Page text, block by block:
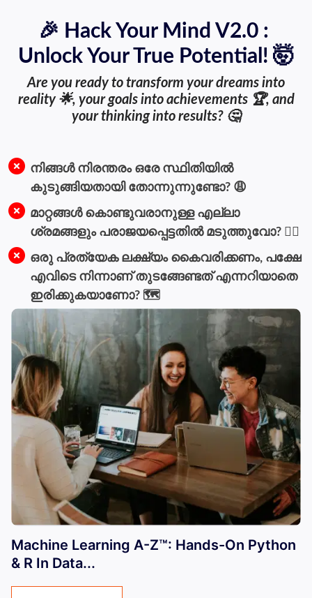
🎉 Hack Your Mind V2.0 :
Unlock Your True Potential! 🤯
Are you ready to transform your dreams into
reality 🌟, your goals into achievements 🏆, and
your thinking into results? 🤔
നിങ്ങൾ നിരന്തരം ഒരേ സ്ഥിതിയിൽ
കുടുങ്ങിയതായി തോന്നുന്നുണ്ടോ? 😩
മാറ്റങ്ങൾ കൊണ്ടുവരാനുള്ള എല്ലാ
ശ്രമങ്ങളും പരാജയപ്പെട്ടതിൽ മടുത്തുവോ? 🙅‍♂️
ഒരു പ്രത്യേക ലക്ഷ്യം കൈവരിക്കണം, പക്ഷേ
എവിടെ നിന്നാണ് തുടങ്ങേണ്ടത് എന്നറിയാതെ
ഇരിക്കുകയാണോ? 🗺️
Machine Learning A-Z™: Hands-On Python
& R In Data...